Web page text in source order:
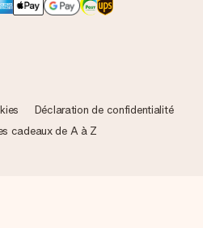
Déclaration de confidentialité
cadeaux de A à Z